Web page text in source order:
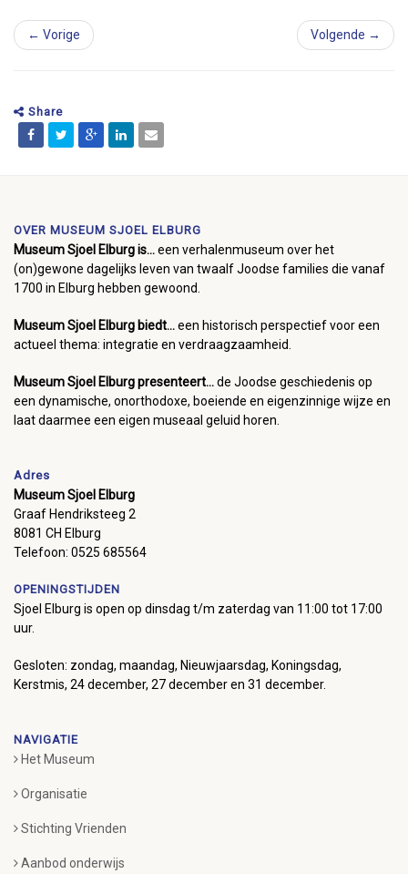
← Vorige Volgende →
Share
OVER MUSEUM SJOEL ELBURG
Museum Sjoel Elburg is...een verhalenmuseum over het
(on)gewone dagelijks leven van twaalf Joodse families die vanaf
1700 in Elburg hebben gewoond.
Museum Sjoel Elburg biedt...een historisch perspectief voor een
actueel thema: integratie en verdraagzaamheid.
Museum Sjoel Elburg presenteert...de Joodse geschiedenis op
een dynamische, onorthodoxe, boeiende en eigenzinnige wijze en
laat daarmee een eigen museaal geluid horen.
Adres
Museum Sjoel Elburg
Graaf Hendriksteeg 2
8081 CH Elburg
Telefoon: 0525 685564
OPENINGSTIJDEN
Sjoel Elburg is open op dinsdag t/m zaterdag van 11:00 tot 17:00
uur.
Gesloten: zondag, maandag, Nieuwjaarsdag, Koningsdag,
Kerstmis, 24 december, 27 december en 31 december.
NAVIGATIE
Het Museum
Organisatie
Stichting Vrienden
Aanbod onderwijs